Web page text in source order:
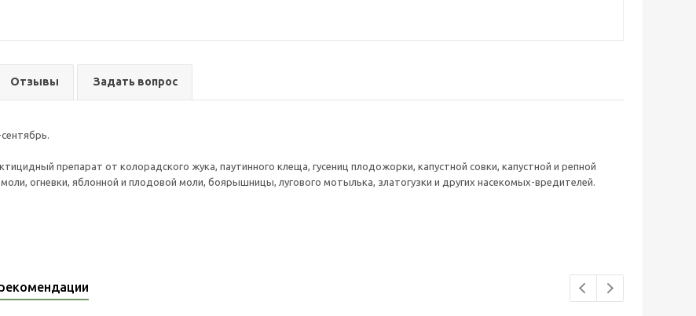
Отзывы Задать вопрос
препарат от колорадского жука, паутинного клеща, гусениц плодожорки, капустной совки, капустной и репной
моли, огневки, яблонной и плодовой моли, боярышницы, лугового мотылька, златогузки и других насекомых-вредителей.